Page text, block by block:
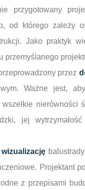
przygotowany
od którego zależy
Jako praktyk
przemyślanego
przez
Ważne jest,
nierówności
jej
wizualizację
Projektant
z przepisami